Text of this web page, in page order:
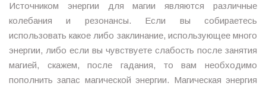
Источником энергии для магии являются различные
колебания и резонансы. Если вы собираетесь
использовать какое либо заклинание, использующее много
энергии, либо если вы чувствуете слабость после занятия
магией, скажем, после гадания, то вам необходимо
пополнить запас магической энергии. Магическая энергия